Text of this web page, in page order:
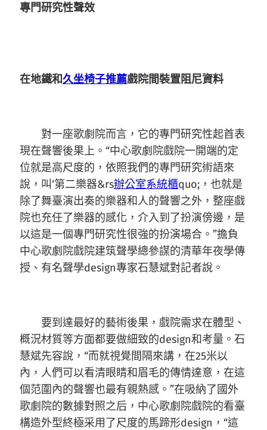
專門研究性聲效
在地鐵和久坐椅子推薦戲院間裝置阻尼資料
對一座歌劇院而言，它的專門研究性起首表
現在聲響後果上。“中心歌劇院戲院一開端的定
位就是高尺度的，依照我們的專門研究術語來
說，叫‘第二樂器&rs辦公室系統櫃quo;，也就是
除了舞臺演出奏的樂器和人的聲響之外，整座戲
院也充任了樂器的感化，介入到了扮演傍邊，是
以這是一個專門研究性很強的扮演場合。”擔負
中心歌劇院戲院建筑聲學總參謀的清華年夜學傳
授、有名聲學design專家石慧斌對記者說。
要到達最好的藝術後果，戲院需求在體型、
概況材質等方面都要做細致的design和考量。石
慧斌先容說，“而就視覺間隔來講，在25米以
內，人們可以看清眼睛和眉毛的傳情達意，在這
個范圍內的聲響也最有親熱感。”在吸納了國外
歌劇院的數據對照之后，中心歌劇院戲院的看臺
構造外型終極采用了尺度的馬蹄形design，“這